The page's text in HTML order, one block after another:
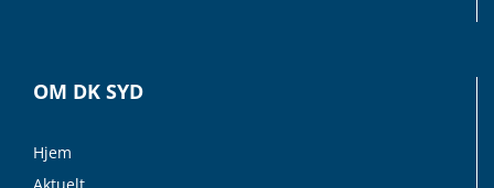
OM DK SYD
Hjem